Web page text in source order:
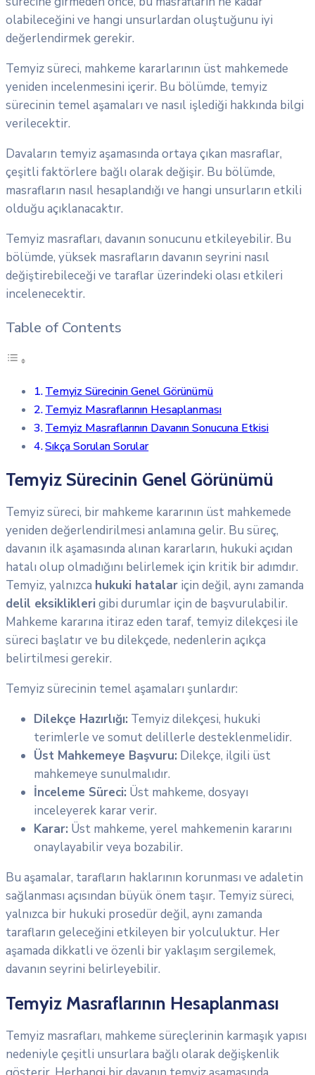
olabileceğini ve hangi unsurlardan oluştuğunu iyi
değerlendirmek gerekir.
Temyiz süreci, mahkeme kararlarının üst mahkemede
yeniden incelenmesini içerir. Bu bölümde, temyiz
sürecinin temel aşamaları ve nasıl işlediği hakkında bilgi
verilecektir.
Davaların temyiz aşamasında ortaya çıkan masraflar,
çeşitli faktörlere bağlı olarak değişir. Bu bölümde,
masrafların nasıl hesaplandığı ve hangi unsurların etkili
olduğu açıklanacaktır.
Temyiz masrafları, davanın sonucunu etkileyebilir. Bu
bölümde, yüksek masrafların davanın seyrini nasıl
değiştirebileceği ve taraflar üzerindeki olası etkileri
incelenecektir.
Table of Contents
Temyiz Sürecinin Genel Görünümü
Temyiz Masraflarının Hesaplanması
Temyiz Masraflarının Davanın Sonucuna Etkisi
Sıkça Sorulan Sorular
Temyiz Sürecinin Genel Görünümü
Temyiz süreci, bir mahkeme kararının üst mahkemede
yeniden değerlendirilmesi anlamına gelir. Bu süreç,
davanın ilk aşamasında alınan kararların, hukuki açıdan
hatalı olup olmadığını belirlemek için kritik bir adımdır.
Temyiz, yalnızca hukuki hatalar için değil, aynı zamanda
delil eksiklikleri gibi durumlar için de başvurulabilir.
Mahkeme kararına itiraz eden taraf, temyiz dilekçesi ile
süreci başlatır ve bu dilekçede, nedenlerin açıkça
belirtilmesi gerekir.
Temyiz sürecinin temel aşamaları şunlardır:
Dilekçe Hazırlığı: Temyiz dilekçesi, hukuki
terimlerle ve somut delillerle desteklenmelidir.
Üst Mahkemeye Başvuru: Dilekçe, ilgili üst
mahkemeye sunulmalıdır.
İnceleme Süreci: Üst mahkeme, dosyayı
inceleyerek karar verir.
Karar: Üst mahkeme, yerel mahkemenin kararını
onaylayabilir veya bozabilir.
Bu aşamalar, tarafların haklarının korunması ve adaletin
sağlanması açısından büyük önem taşır. Temyiz süreci,
yalnızca bir hukuki prosedür değil, aynı zamanda
tarafların geleceğini etkileyen bir yolculuktur. Her
aşamada dikkatli ve özenli bir yaklaşım sergilemek,
davanın seyrini belirleyebilir.
Temyiz Masraflarının Hesaplanması
Temyiz masrafları, mahkeme süreçlerinin karmaşık yapısı
nedeniyle çeşitli unsurlara bağlı olarak değişkenlik